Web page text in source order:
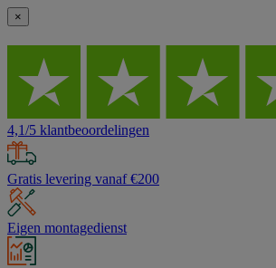
×
4,1/5 klantbeoordelingen
Gratis levering vanaf €200
Eigen montagedienst